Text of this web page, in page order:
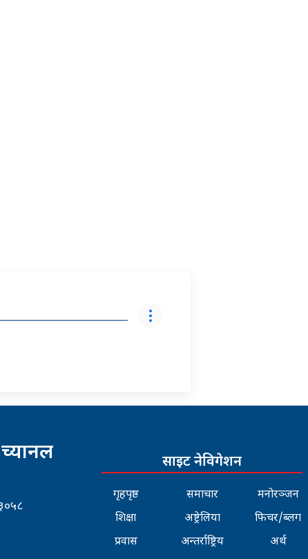
च्यानल
साइट नेविगेशन
गृहपृष्ठ
शिक्षा
प्रवास
समाचार
अष्ट्रेलिया
अन्तर्राष्ट्रिय
मनोरञ्जन
फिचर/ब्लग
अर्थ